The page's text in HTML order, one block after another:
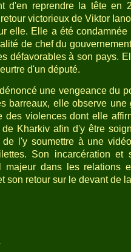
d'en reprendre la tête en
victorieux de Viktor
elle. Elle a été
de chef du
défavorables à son pays.
d'un député.
une vengeance du
barreaux, elle observe
des violences dont elle
Kharkiv afin d'y être
l'y soumettre à une
Son incarcération et
majeur dans les relations
son retour sur le devant de